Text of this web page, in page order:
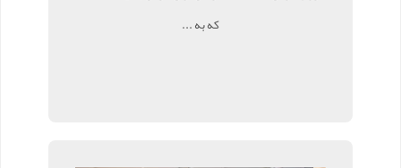
که به ...